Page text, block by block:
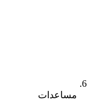
مساعدات